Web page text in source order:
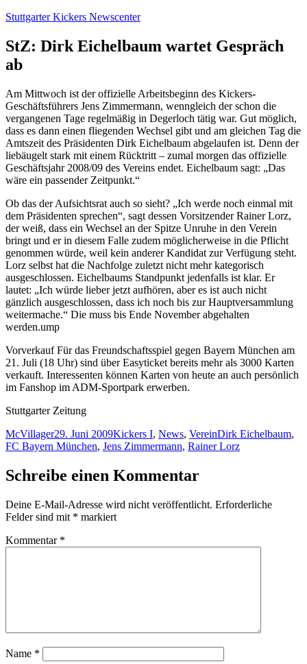
Zum
springen
Stuttgarter Kickers Newscenter
StZ: Dirk Eichelbaum wartet Gespräch
ab
Am Mittwoch ist der offizielle Arbeitsbeginn des Kickers-
Geschäftsführers Jens Zimmermann, wenngleich der schon die
vergangenen Tage regelmäßig in Degerloch tätig war. Gut möglich,
dass es dann einen fliegenden Wechsel gibt und am gleichen Tag die
Amtszeit des Präsidenten Dirk Eichelbaum abgelaufen ist. Denn der
liebäugelt stark mit einem Rücktritt – zumal morgen das offizielle
Geschäftsjahr 2008/09 des Vereins endet. Eichelbaum sagt: „Das
wäre ein passender Zeitpunkt.“
Ob das der Aufsichtsrat auch so sieht? „Ich werde noch einmal mit
dem Präsidenten sprechen“, sagt dessen Vorsitzender Rainer Lorz,
der weiß, dass ein Wechsel an der Spitze Unruhe in den Verein
bringt und er in diesem Falle zudem möglicherweise in die Pflicht
genommen würde, weil kein anderer Kandidat zur Verfügung steht.
Lorz selbst hat die Nachfolge zuletzt nicht mehr kategorisch
ausgeschlossen. Eichelbaums Standpunkt jedenfalls ist klar. Er
lautet: „Ich würde lieber jetzt aufhören, aber es ist auch nicht
gänzlich ausgeschlossen, dass ich noch bis zur Hauptversammlung
weitermache.“ Die muss bis Ende November abgehalten
werden.ump
Vorverkauf Für das Freundschaftsspiel gegen Bayern München am
21. Juli (18 Uhr) sind über Easyticket bereits mehr als 3000 Karten
verkauft. Interessenten können Karten von heute an auch persönlich
im Fanshop im ADM-Sportpark erwerben.
Stuttgarter Zeitung
Autor
McVillagerVeröffentlicht
am
29. Juni 2009Kategorien
Kickers I, News, VereinSchlagwörter
Dirk Eichelbaum,
FC Bayern München, Jens Zimmermann, Rainer Lorz
Schreibe einen Kommentar
Deine E-Mail-Adresse wird nicht veröffentlicht. Erforderliche
Felder sind mit * markiert
Kommentar *
Name *